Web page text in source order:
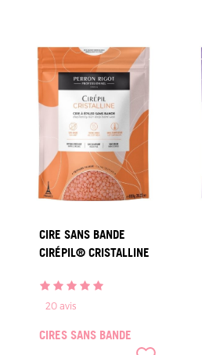
CIRE SANS BANDE
CIRÉPIL® CRISTALLINE
20 avis
CIRES SANS BANDE